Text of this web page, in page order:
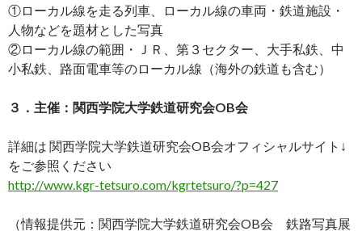
①ローカル線を走る列車、ローカル線の車両・鉄道施設・
人物などを題材とした写真
②ローカル線の範囲・ＪＲ、第３セクター、大手私鉄、中
小私鉄、路面電車等のローカル線（海外の鉄道も含む）
３．主催：関西学院大学鉄道研究会OB会
詳細は 関西学院大学鉄道研究会OB会オフィシャルサイト↓
をご参照ください
http://www.kgr-tetsuro.com/kgrtetsuro/?p=427
（情報提供元：関西学院大学鉄道研究会OB会 鉄路写真展